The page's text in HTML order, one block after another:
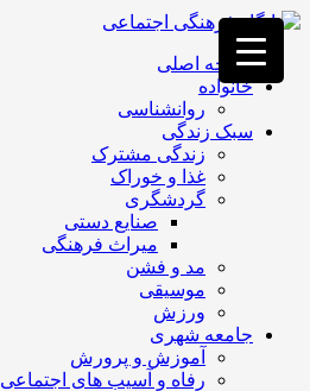
فصد
خون
غرب
تهران
خشکشویی
تصفیه
تهران
صفحه اصلی
خانواده
روانشناسی
سبک زندگی
زندگی مشترک
غذا و خوراک
گردشگری
صنایع دستی
میراث فرهنگی
مد و فشن
موسیقی
ورزش
جامعه شهری
آموزش و پرورش
رفاه و آسیب های اجتماعی